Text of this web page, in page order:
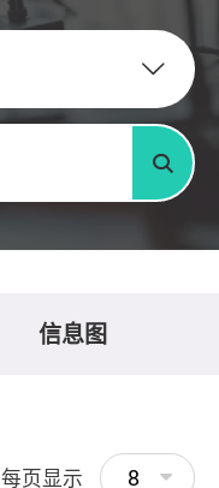
搜寻
信息图
每页显示 8